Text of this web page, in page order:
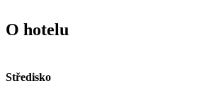
O hotelu
Středisko